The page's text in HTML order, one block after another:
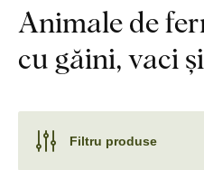
Animale de
cu găini, vaci
Filtru produse